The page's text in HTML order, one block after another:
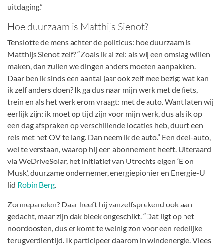
uitdaging.”
Hoe duurzaam is Matthijs Sienot?
Tenslotte de mens achter de politicus: hoe duurzaam is
Matthijs Sienot zelf? “Zoals ik al zei: als wij een omslag willen
maken, dan zullen we dingen anders moeten aanpakken.
Daar ben ik sinds een aantal jaar ook zelf mee bezig: wat kan
ik zelf anders doen? Ik ga dus naar mijn werk met de fiets,
trein en als het werk erom vraagt: met de auto. Want laten wij
eerlijk zijn: ik moet op tijd zijn voor mijn werk, dus als ik op
een dag afspraken op verschillende locaties heb, duurt een
reis met het OV te lang. Dan neem ik de auto.” Een deel-auto,
wel te verstaan, waarop hij een abonnement heeft. Uiteraard
via WeDriveSolar, het initiatief van Utrechts eigen ‘Elon
Musk’, duurzame ondernemer, energiepionier en Energie-U
lid Robin Berg.
Zonnepanelen? Daar heeft hij vanzelfsprekend ook aan
gedacht, maar zijn dak bleek ongeschikt. “Dat ligt op het
noordoosten, dus er komt te weinig zon voor een redelijke
terugverdientijd. Ik participeer daarom in windenergie. Vlees